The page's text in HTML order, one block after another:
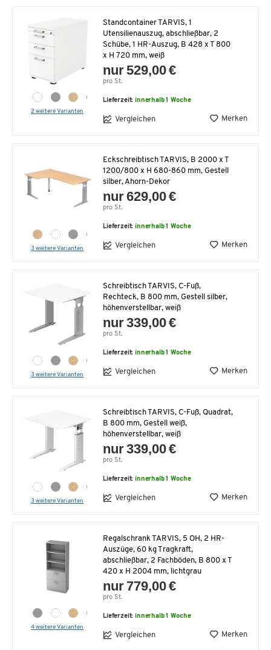
2 weitere Varianten
Standcontainer TARVIS, 1
Utensilienauszug, abschließbar, 2
Schübe, 1 HR-Auszug, B 428 x T 800
x H 720 mm, weiß
nur 529,00 €
pro St.
Lieferzeit:innerhalb 1 Woche
Vergleichen Merken
3 weitere Varianten
Eckschreibtisch TARVIS, B 2000 x T
1200/800 x H 680-860 mm, Gestell
silber, Ahorn-Dekor
nur 629,00 €
pro St.
Lieferzeit:innerhalb 1 Woche
Vergleichen Merken
3 weitere Varianten
Schreibtisch TARVIS, C-Fuß,
Rechteck, B 800 mm, Gestell silber,
höhenverstellbar, weiß
nur 339,00 €
pro St.
Lieferzeit:innerhalb 1 Woche
Vergleichen Merken
3 weitere Varianten
Schreibtisch TARVIS, C-Fuß, Quadrat,
B 800 mm, Gestell weiß,
höhenverstellbar, weiß
nur 339,00 €
pro St.
Lieferzeit:innerhalb 1 Woche
Vergleichen Merken
4 weitere Varianten
Regalschrank TARVIS, 5 OH, 2 HR-
Auszüge, 60 kg Tragkraft,
abschließbar, 2 Fachböden, B 800 x T
420 x H 2004 mm, lichtgrau
nur 779,00 €
pro St.
Lieferzeit:innerhalb 1 Woche
Vergleichen Merken